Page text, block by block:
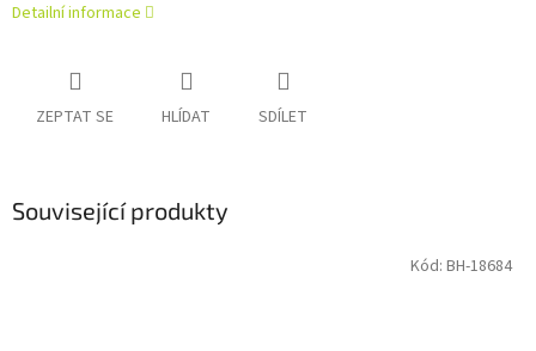
Detailní informace
ZEPTAT SE HLÍDAT SDÍLET
Související produkty
Kód: BH-18684